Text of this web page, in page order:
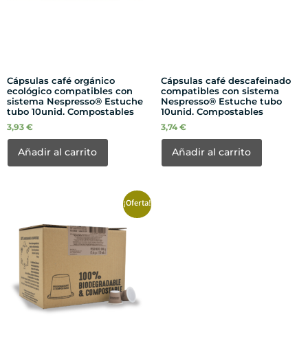
Cápsulas café orgánico
ecológico compatibles con
sistema Nespresso® Estuche
tubo 10unid. Compostables
3,93 €
Añadir al carrito
Cápsulas café descafeinado
compatibles con sistema
Nespresso® Estuche tubo
10unid. Compostables
3,74€
Añadir al carrito
¡Oferta!